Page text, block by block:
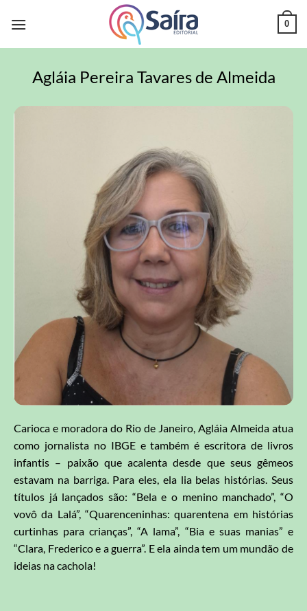
0
Agláia Pereira Tavares de Almeida
Carioca e moradora do Rio de Janeiro, Agláia Almeida atua
como jornalista no IBGE e também é escritora de livros
infantis – paixão que acalenta desde que seus gêmeos
estavam na barriga. Para eles, ela lia belas histórias. Seus
títulos já lançados são: “Bela e o menino manchado”, “O
vovô da Lalá”, “Quarenceninhas: quarentena em histórias
curtinhas para crianças”, “A lama”, “Bia e suas manias” e
“Clara, Frederico e a guerra”. E ela ainda tem um mundão de
ideias na cachola!